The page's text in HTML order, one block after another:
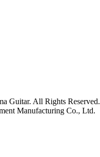
Guitar. All Rights Reserved.
Manufacturing Co., Ltd.